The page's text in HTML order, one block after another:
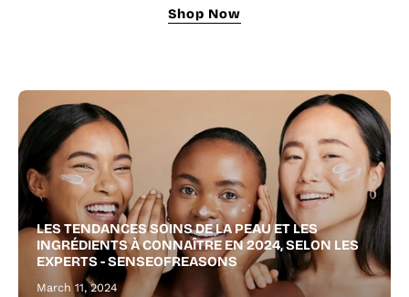
for
fuller
hair
and
a
thicker,
healthier
beard.
Shop Now
LES TENDANCES SOINS DE LA PEAU ET LES
INGRÉDIENTS À CONNAÎTRE EN 2024, SELON LES
EXPERTS - SENSEOFREASONS
March 11, 2024